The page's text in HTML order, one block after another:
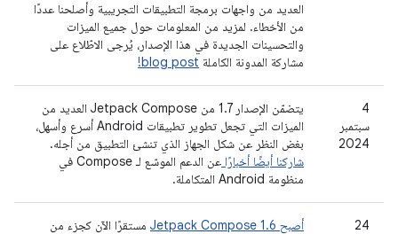
العديد من واجهات برمجة التطبيقات التجريبية وأصلحنا عددًا
من الأخطاء. لمزيد من المعلومات حول جميع الميزات
والتحسينات الجديدة في هذا الإصدار، يُرجى الاطّلاع على
مشاركة المدونة الكاملة blog post!
‫4
سبتمبر
2024
يتضمّن الإصدار 1.7 من Jetpack Compose العديد من
الميزات التي تجعل تطوير تطبيقات Android أسرع وأسهل،
بغض النظر عن شكل الجهاز الذي تنشئ التطبيق من أجله.
شاركنا أيضًا أخبارًا
عن الدعم الموسّع لـ Compose في
منظومة Android المتكاملة.
‫24
أصبح Jetpack Compose 1.6
مستقرًا الآن كجزء من